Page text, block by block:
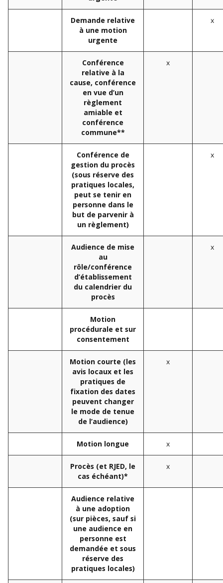
Demande relative
à une motion
urgente
x
Conférence
relative à la
cause, conférence
en vue d’un
règlement
amiable et
conférence
commune**
x
Conférence de
gestion du procès
(sous réserve des
pratiques locales,
peut se tenir en
personne dans le
but de parvenir à
un règlement)
x
Audience de mise
au
rôle/conférence
d’établissement
du calendrier du
procès
x
Motion
procédurale et sur
consentement
Motion courte (les
avis locaux et les
pratiques de
fixation des dates
peuvent changer
le mode de tenue
de l’audience)
x
Motion longue x
Procès (et RJED, le
cas échéant)*
x
Audience relative
à une adoption
(sur pièces, sauf si
une audience en
personne est
demandée et sous
réserve des
pratiques locales)